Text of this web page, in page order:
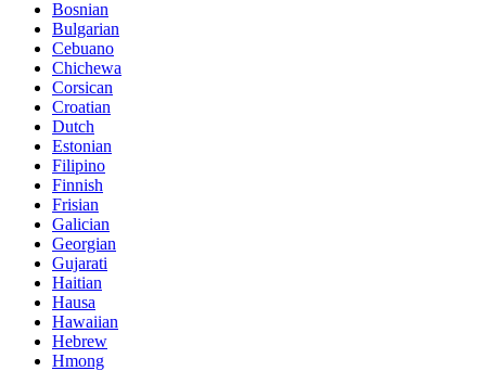
Bosnian
Bulgarian
Cebuano
Chichewa
Corsican
Croatian
Dutch
Estonian
Filipino
Finnish
Frisian
Galician
Georgian
Gujarati
Haitian
Hausa
Hawaiian
Hebrew
Hmong